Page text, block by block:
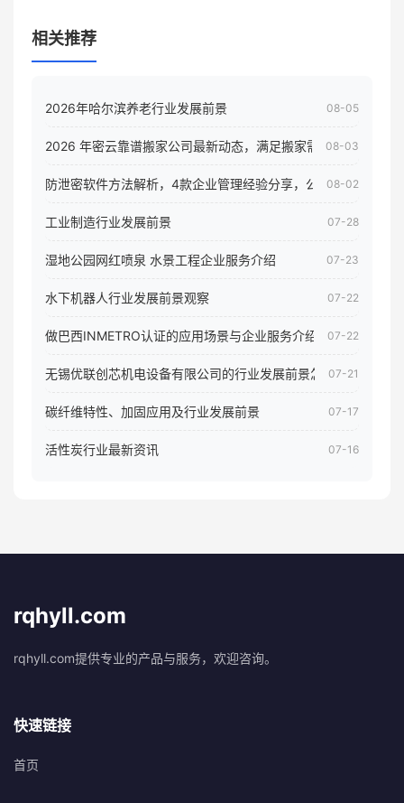
相关推荐
2026年哈尔滨养老行业发展前景 08-05
2026 年密云靠谱搬家公司最新动态，满足搬家需求！08-03
防泄密软件方法解析，4款企业管理经验分享，公司员工电脑核
08-02
工业制造行业发展前景 07-28
湿地公园网红喷泉 水景工程企业服务介绍 07-23
水下机器人行业发展前景观察 07-22
做巴西INMETRO认证的应用场景与企业服务介绍 07-22
无锡优联创芯机电设备有限公司的行业发展前景怎样07-21
碳纤维特性、加固应用及行业发展前景 07-17
活性炭行业最新资讯 07-16
rqhyll.com
rqhyll.com提供专业的产品与服务，欢迎咨询。
快速链接
首页